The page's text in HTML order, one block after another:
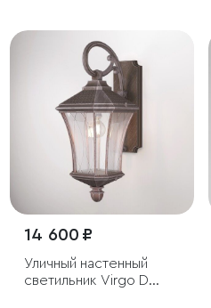
14 600 ₽
Уличный настенный
светильник Virgo D